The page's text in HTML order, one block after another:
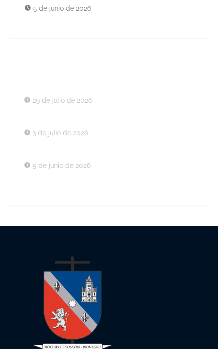
5 de junio de 2026
29 de julio de 2026
3 de julio de 2026
5 de junio de 2026